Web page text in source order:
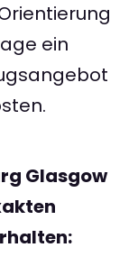
ein
Glasgow